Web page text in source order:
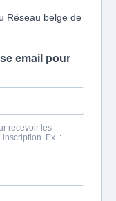
Réseau belge de
email pour
recevoir les
Ex. :